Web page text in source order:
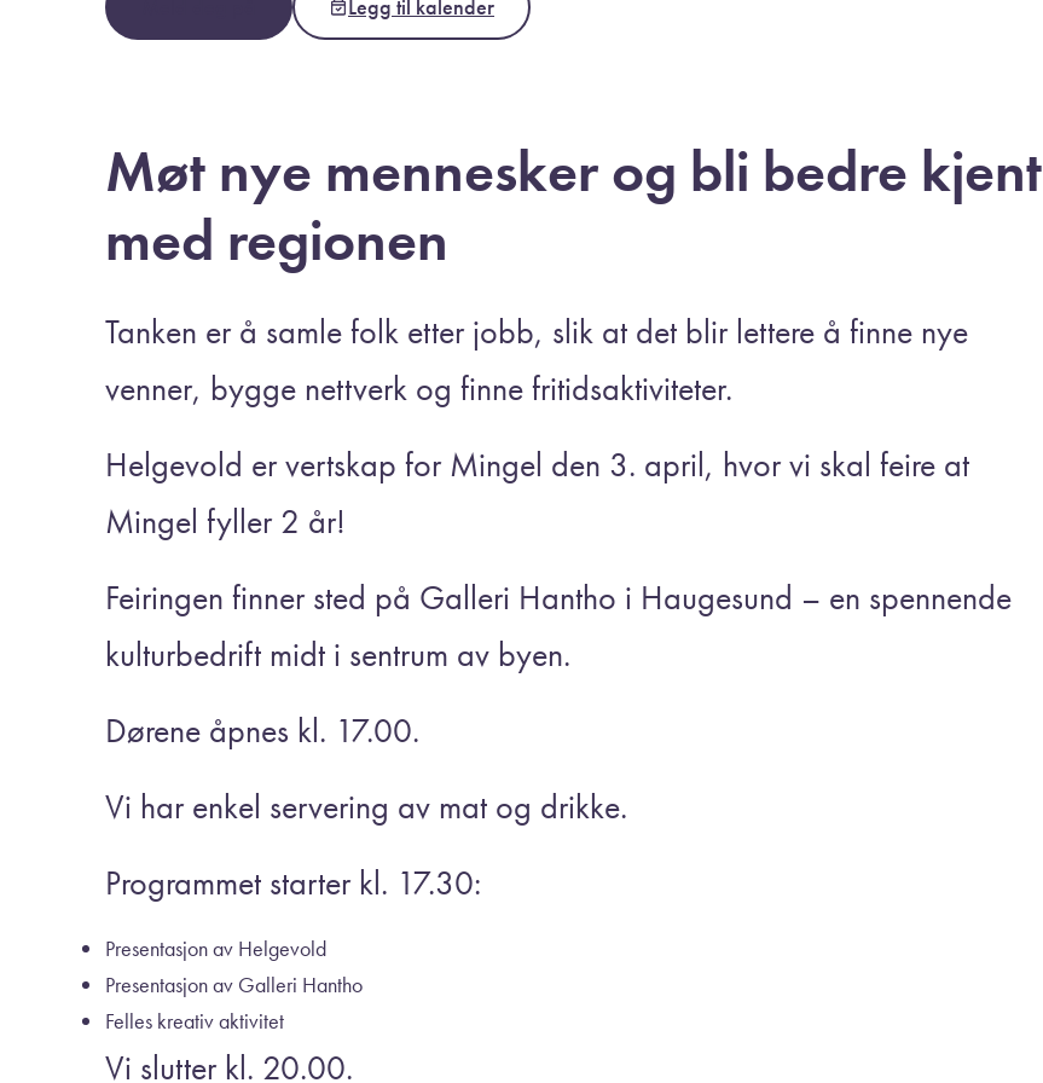
Legg til kalender
Møt nye mennesker og bli bedre kjent
med regionen
Tanken er å samle folk etter jobb, slik at det blir lettere å finne nye
venner, bygge nettverk og finne fritidsaktiviteter.
Helgevold er vertskap for Mingel den 3. april, hvor vi skal feire at
Mingel fyller 2 år!
Feiringen finner sted på Galleri Hantho i Haugesund – en spennende
kulturbedrift midt i sentrum av byen.
Dørene åpnes kl. 17.00.
Vi har enkel servering av mat og drikke.
Programmet starter kl. 17.30:
Presentasjon av Helgevold
Presentasjon av Galleri Hantho
Felles kreativ aktivitet
Vi slutter kl. 20.00.